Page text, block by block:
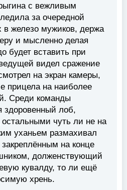
с вежливым
за очередной
в железо мужиков, держа
и мысленно делая
будет вставить при
видел сражение
на экран камеры,
прицела на наиболее
Среди команды
здоровенный лоб,
чуть ли не на
уханьем размахивал
на конце
долженствующий
кувалду, то ли ещё
хрень.